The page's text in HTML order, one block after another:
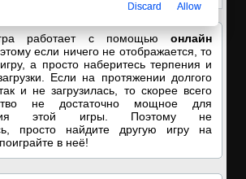
работает с помощью онлайн
если ничего не отображается, то
а просто наберитесь терпения и
Если на протяжении долгого
и не загрузилась, то скорее всего
не достаточно мощное для
этой игры. Поэтому не
просто найдите другую игру на
в неё!
Discard Allow